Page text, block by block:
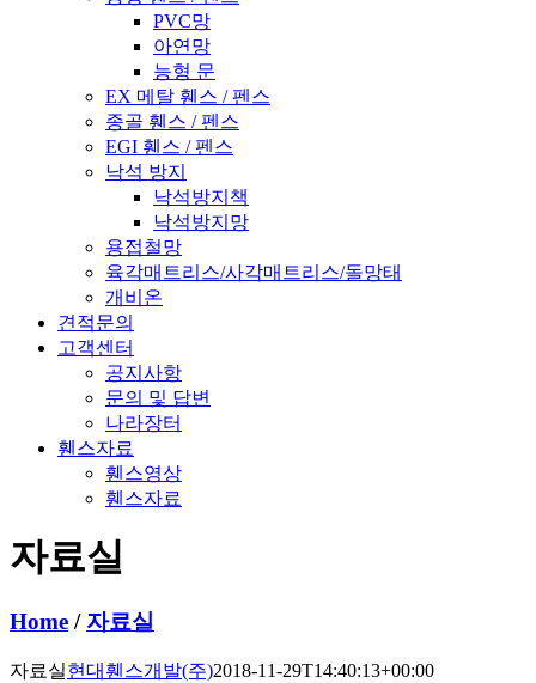
PVC망
아연망
능형 문
EX 메탈 휀스 / 펜스
종골 휀스 / 펜스
EGI 휀스 / 펜스
낙석 방지
낙석방지책
낙석방지망
용접철망
육각매트리스/사각매트리스/돌망태
개비온
견적문의
고객센터
공지사항
문의 및 답변
나라장터
휀스자료
휀스영상
휀스자료
자료실
Home / 자료실
자료실현대휀스개발(주)2018-11-29T14:40:13+00:00